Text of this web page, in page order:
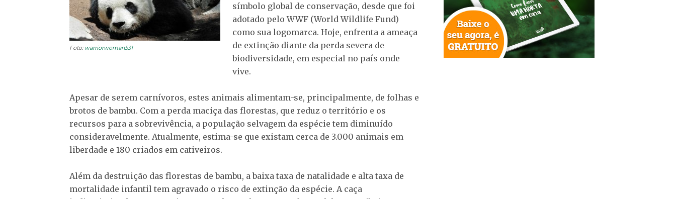
Foto: warriorwoman531
símbolo global de conservação, desde que foi
adotado pelo WWF (World Wildlife Fund)
como sua logomarca. Hoje, enfrenta a ameaça
de extinção diante da perda severa de
biodiversidade, em especial no país onde
vive.
Apesar de serem carnívoros, estes animais alimentam-se, principalmente, de folhas e
brotos de bambu. Com a perda maciça das florestas, que reduz o território e os
recursos para a sobrevivência, a população selvagem da espécie tem diminuído
consideravelmente. Atualmente, estima-se que existam cerca de 3.000 animais em
liberdade e 180 criados em cativeiros.
Além da destruição das florestas de bambu, a baixa taxa de natalidade e alta taxa de
mortalidade infantil tem agravado o risco de extinção da espécie. A caça